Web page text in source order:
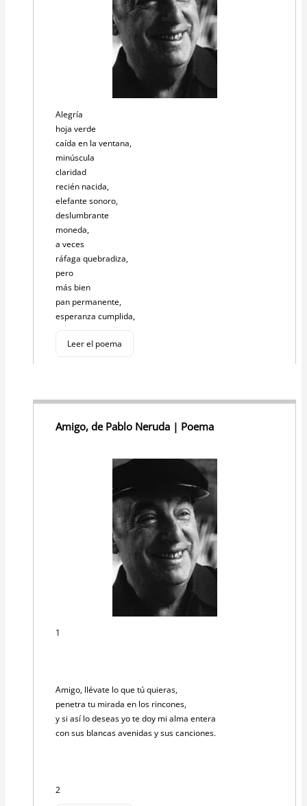
Alegría
hoja verde
caída en la ventana,
minúscula
claridad
recién nacida,
elefante sonoro,
deslumbrante
moneda,
a veces
ráfaga quebradiza,
pero
más bien
pan permanente,
esperanza cumplida,
Leer el poema
Amigo, de Pablo Neruda | Poema
1
Amigo, llévate lo que tú quieras,
penetra tu mirada en los rincones,
y si así lo deseas yo te doy mi alma entera
con sus blancas avenidas y sus canciones.
2